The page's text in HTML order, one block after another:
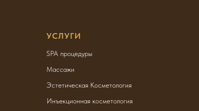
УСЛУГИ
SPA процедуры
Массажи
Эстетическая Косметология
Инъекционная косметология